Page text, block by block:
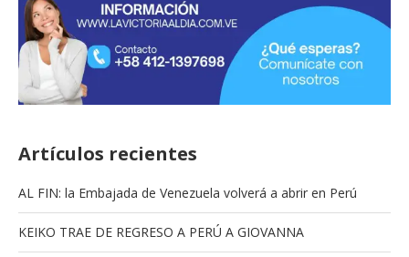
Artículos recientes
AL FIN: la Embajada de Venezuela volverá a abrir en Perú
KEIKO TRAE DE REGRESO A PERÚ A GIOVANNA